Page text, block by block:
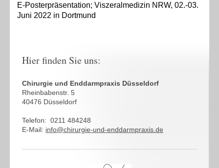
E-Posterpräsentation; Viszeralmedizin NRW, 02.-03.
Juni 2022 in Dortmund
Hier finden Sie uns:
Chirurgie und Enddarmpraxis Düsseldorf
Rheinbabenstr. 5
40476 Düsseldorf
Telefon: 0211 484248
E-Mail: info@chirurgie-und-enddarmpraxis.de